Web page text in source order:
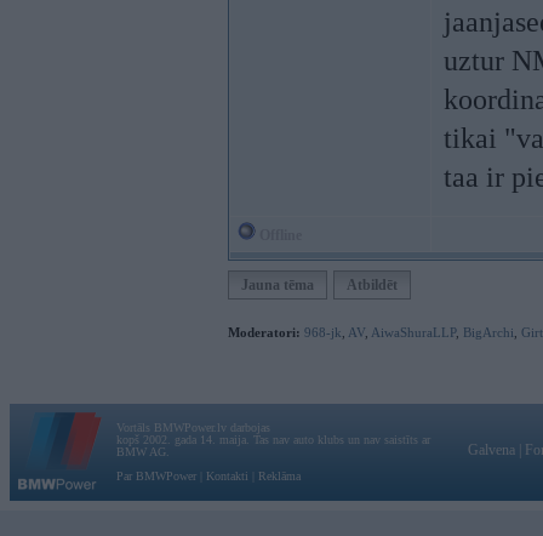
uztur
tikai
taa ir
Jauna tēma Atbildēt
Moderatori: 968-jk AV AiwaShuraLLP, BigArchi
Vortāls BMWPower.lv darbojas
kopš 2002. gada 14. maija. Tas nav auto klubs un nav saistīts ar
BMW AG.
Par BMWPower
Kontakti Reklāma
Galvena